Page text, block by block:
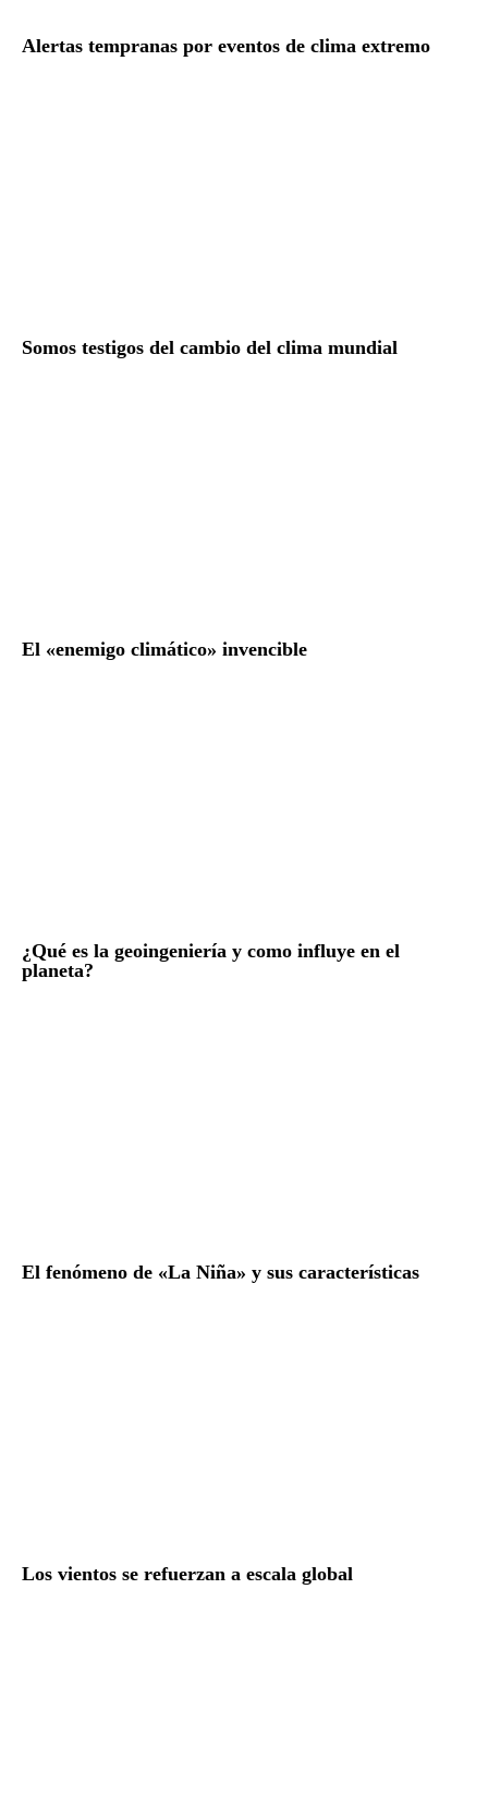
Alertas tempranas por eventos de clima extremo
Somos testigos del cambio del clima mundial
El «enemigo climático» invencible
¿Qué es la geoingeniería y como influye en el
planeta?
El fenómeno de «La Niña» y sus características
Los vientos se refuerzan a escala global